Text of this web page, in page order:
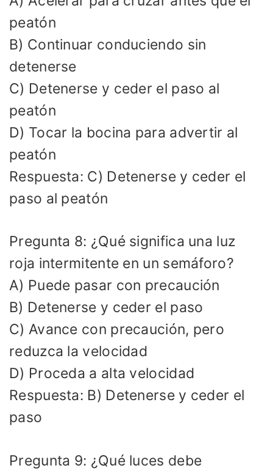
peatón
B) Continuar conduciendo sin
detenerse
C) Detenerse y ceder el paso al
peatón
D) Tocar la bocina para advertir al
peatón
Respuesta: C) Detenerse y ceder el
paso al peatón
Pregunta 8: ¿Qué significa una luz
roja intermitente en un semáforo?
A) Puede pasar con precaución
B) Detenerse y ceder el paso
C) Avance con precaución, pero
reduzca la velocidad
D) Proceda a alta velocidad
Respuesta: B) Detenerse y ceder el
paso
Pregunta 9: ¿Qué luces debe